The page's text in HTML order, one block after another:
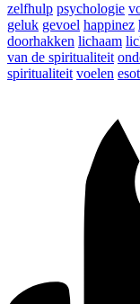
zelfhulp psychologie
geluk gevoel happinez
doorhakken lichaam
van de spiritualiteit
spiritualiteit voelen